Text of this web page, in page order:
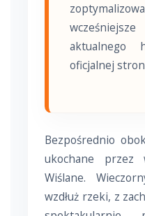
aktualnego
oficjalnej
Bezpośrednio
ukochane przez
Wiślane.
wzdłuż rzeki, z